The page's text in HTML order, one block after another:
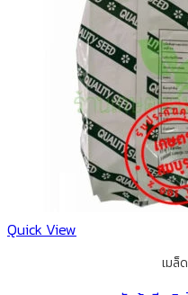
Quick View
เมล็